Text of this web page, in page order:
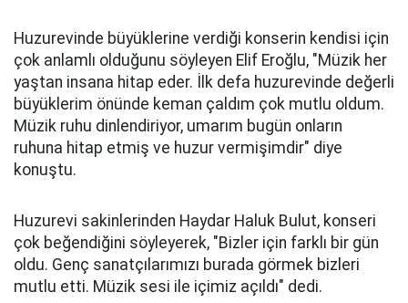
Huzurevinde büyüklerine verdiği konserin kendisi için
çok anlamlı olduğunu söyleyen Elif Eroğlu, "Müzik her
yaştan insana hitap eder. İlk defa huzurevinde değerli
büyüklerim önünde keman çaldım çok mutlu oldum.
Müzik ruhu dinlendiriyor, umarım bugün onların
ruhuna hitap etmiş ve huzur vermişimdir" diye
konuştu.
Huzurevi sakinlerinden Haydar Haluk Bulut, konseri
çok beğendiğini söyleyerek, "Bizler için farklı bir gün
oldu. Genç sanatçılarımızı burada görmek bizleri
mutlu etti. Müzik sesi ile içimiz açıldı" dedi.